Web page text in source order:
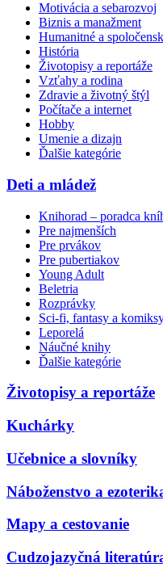
Motivácia a sebarozvoj
Biznis a manažment
Humanitné a
História
Životopisy a reportáže
Vzťahy a rodina
Zdravie a životný štýl
Počítače a internet
Hobby
Umenie a dizajn
Ďalšie kategórie
Deti a mládež
Knihorad – poradca
Pre najmenších
Pre prvákov
Pre pubertiakov
Young Adult
Beletria
Rozprávky
Sci-fi, fantasy a
Leporelá
Náučné knihy
Ďalšie kategórie
Životopisy a reportáže
Kuchárky
Učebnice a slovníky
Náboženstvo a
Mapy a cestovanie
Cudzojazyčná